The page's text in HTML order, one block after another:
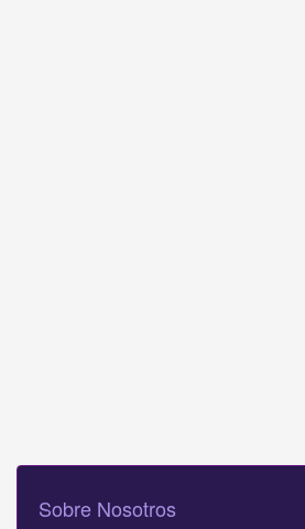
Sobre Nosotros